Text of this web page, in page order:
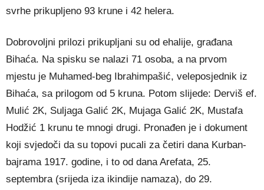
svrhe prikupljeno 93 krune i 42 helera.
Dobrovoljni prilozi prikupljani su od ehalije, građana
Bihaća. Na spisku se nalazi 71 osoba, a na prvom
mjestu je Muhamed-beg Ibrahimpašić, veleposjednik iz
Bihaća, sa prilogom od 5 kruna. Potom slijede: Derviš ef.
Mulić 2K, Suljaga Galić 2K, Mujaga Galić 2K, Mustafa
Hodžić 1 krunu te mnogi drugi. Pronađen je i dokument
koji svjedoči da su topovi pucali za četiri dana Kurban-
bajrama 1917. godine, i to od dana Arefata, 25.
septembra (srijeda iza ikindije namaza), do 29.